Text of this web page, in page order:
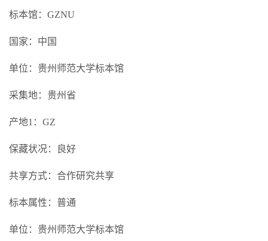
标本馆：GZNU
国家：中国
单位：贵州师范大学标本馆
采集地：贵州省
产地1：GZ
保藏状况：良好
共享方式：合作研究共享
标本属性：普通
单位：贵州师范大学标本馆